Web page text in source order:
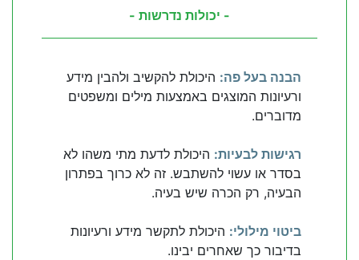
- יכולות נדרשות -
הבנה בעל פה: היכולת להקשיב ולהבין מידע
ורעיונות המוצגים באמצעות מילים ומשפטים
מדוברים.
רגישות לבעיות: היכולת לדעת מתי משהו לא
בסדר או עשוי להשתבש. זה לא כרוך בפתרון
הבעיה, רק הכרה שיש בעיה.
ביטוי מילולי: היכולת לתקשר מידע ורעיונות
בדיבור כך שאחרים יבינו.